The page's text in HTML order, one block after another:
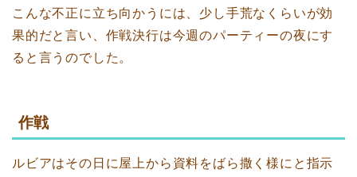
こんな不正に立ち向かうには、少し手荒なくらいが効
果的だと言い、作戦決行は今週のパーティーの夜にす
ると言うのでした。
作戦
ルビアはその日に屋上から資料をばら撒く様にと指示